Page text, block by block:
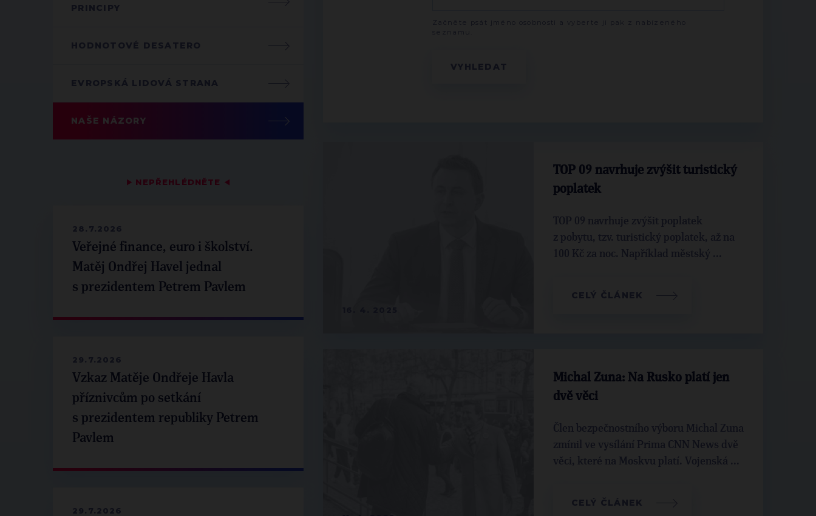
PRINCIPY
HODNOTOVÉ DESATERO
EVROPSKÁ LIDOVÁ STRANA
NAŠE NÁZORY
▶ NEPŘEHLÉDNĚTE ◀
28.7.2026
Veřejné finance, euro i školství.
Matěj Ondřej Havel jednal
s prezidentem Petrem Pavlem
29.7.2026
Vzkaz Matěje Ondřeje Havla
příznivcům po setkání
s prezidentem republiky Petrem
Pavlem
29.7.2026
TOP 09 navrhuje zvýšit turistický
poplatek
TOP 09 navrhuje zvýšit poplatek
z pobytu, tzv. turistický poplatek, až na
100 Kč za noc. Například městský ...
CELÝ ČLÁNEK
Michal Zuna: Na Rusko platí jen
dvě věci
Člen bezpečnostního výboru Michal Zuna
zmínil ve vysílání Prima CNN News dvě
věci, které na Moskvu platí. Vojenská ...
CELÝ ČLÁNEK